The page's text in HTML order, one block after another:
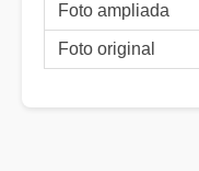
Foto ampliada
Foto original